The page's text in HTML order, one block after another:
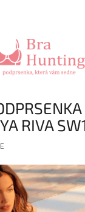
RIVA